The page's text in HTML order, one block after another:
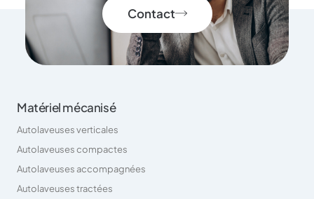
Contact
Matériel mécanisé
Autolaveuses verticales
Autolaveuses compactes
Autolaveuses accompagnées
Autolaveuses tractées